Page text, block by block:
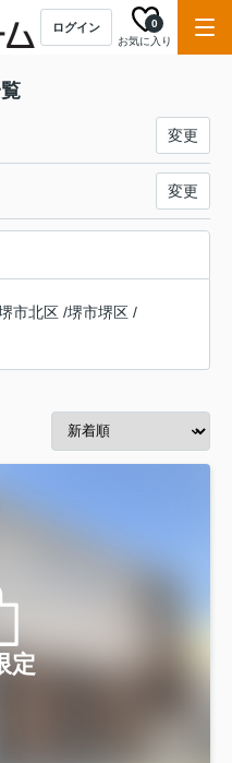
ログイン
お気に入り
0
変更
変更
市北区 /堺市堺区 /
定